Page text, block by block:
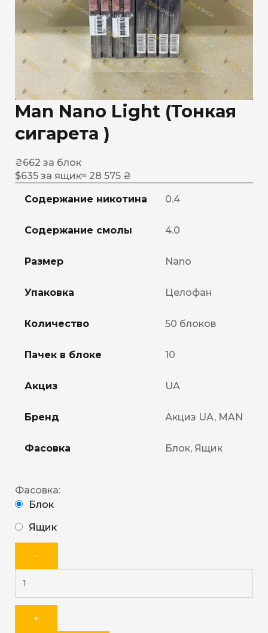
Man Nano Light (Тонкая
сигарета )
₴662 за блок
$635 за ящик≈ 28 575 ₴
Содержание никотина 0.4
Содержание смолы 4.0
Размер Nano
Упаковка Целофан
Количество 50 блоков
Пачек в блоке 10
Акциз UA
Бренд Акциз UA, MAN
Фасовка Блок, Ящик
Фасовка:
Блок
Ящик
−
+